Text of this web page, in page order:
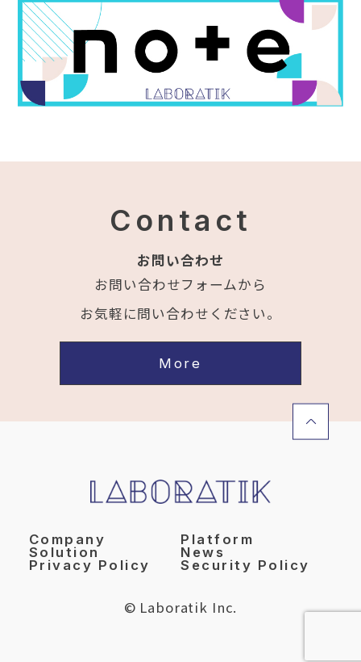
Contact
お問い合わせ
お問い合わせフォームから
お気軽に問い合わせください。
More
Company
Platform
Solution
News
Privacy Policy
Security Policy
© Laboratik Inc.